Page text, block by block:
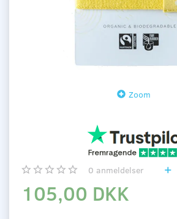
Zoom
0 anmeldelser
105,00 DKK